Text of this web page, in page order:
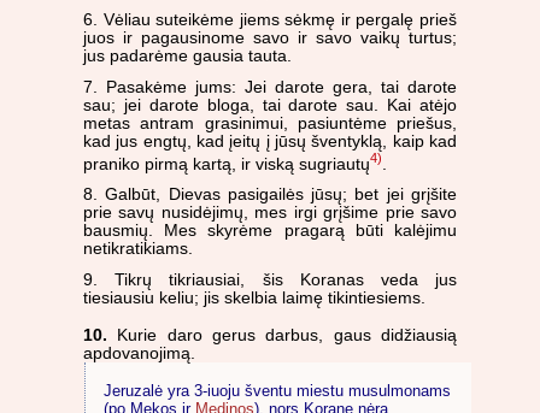
6. Vėliau suteikėme jiems sėkmę ir pergalę prieš
juos ir pagausinome savo ir savo vaikų turtus;
jus padarėme gausia tauta.
7. Pasakėme jums: Jei darote gera, tai darote
sau; jei darote bloga, tai darote sau. Kai atėjo
metas antram grasinimui, pasiuntėme priešus,
kad jus engtų, kad įeitų į jūsų šventyklą, kaip kad
praniko pirmą kartą, ir viską sugriautų4)
8. Galbūt, Dievas pasigailės jūsų; bet jei grįšite
prie savų nusidėjimų, mes irgi grįšime prie savo
bausmių. Mes skyrėme pragarą būti kalėjimu
netikratikiams.
9. Tikrų tikriausiai, šis Koranas veda jus
tiesiausiu keliu; jis skelbia laimę tikintiesiems.
10. Kurie daro gerus darbus, gaus didžiausią
apdovanojimą.
Jeruzalė yra 3-iuoju šventu miestu musulmonams
(po Mekos ir Medinos), nors Korane nėra